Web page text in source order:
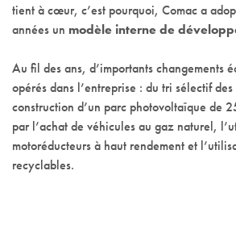
tient à cœur, c’est pourquoi, Comac a
années un modèle interne de
Au fil des ans, d’importants changements
opérés dans l’entreprise : du tri sélectif
construction d’un parc photovoltaïque de
par l’achat de véhicules au gaz naturel,
motoréducteurs à haut rendement et
recyclables.